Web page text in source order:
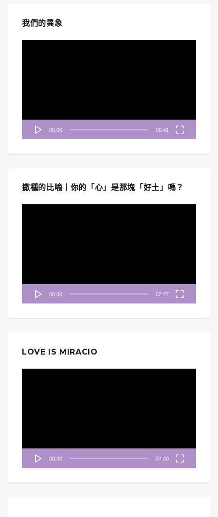
我們的異象
00:00 00:41
撒種的比喻｜你的「心」是那塊「好土」嗎？
00:00 02:47
LOVE IS MIRACIO
00:00 07:00